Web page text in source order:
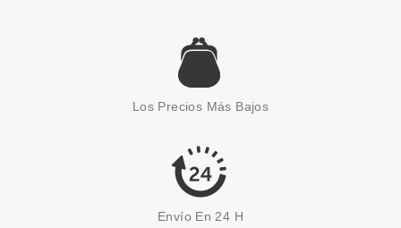
BABARIA
BABARIA CREMA PROTECCION
SOLAR FACIAL SPF50
INVISIBLE 75ML
7.50€
Los Precios Más Bajos
Envío En 24 H